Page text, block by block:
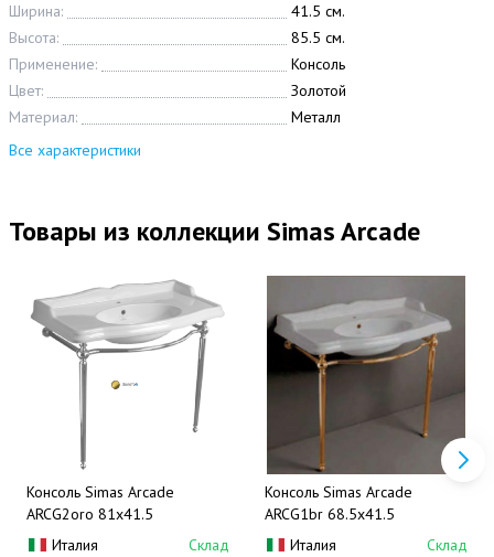
Ширина:
41.5 см.
Высота:
85.5 см.
Применение:
Консоль
Цвет:
Золотой
Материал:
Металл
Все характеристики
Товары из коллекции Simas Arcade
Консоль Simas Arcade
ARCG2oro 81х41.5
Италия
Склад
Консоль Simas Arcade
ARCG1br 68.5х41.5
Италия
Склад